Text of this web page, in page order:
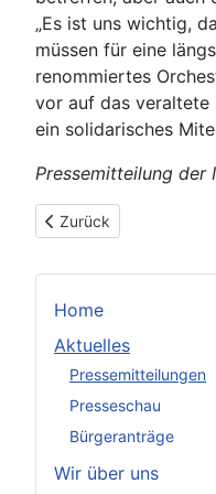
Home
Aktuelles
Pressemitteilungen
Presseschau
Bürgeranträge
Wir über uns
„Es ist uns wichtig,
müssen für eine
renommiertes
vor auf das veraltete
ein solidarisches
Pressemitteilung der
Vorheriger Beitrag:
Zurück